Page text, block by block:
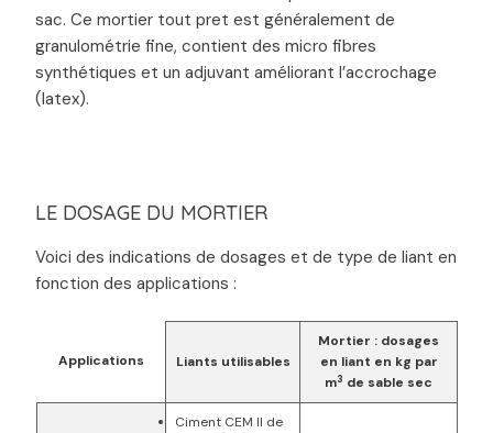
sac. Ce mortier tout pret est généralement de
granulométrie fine, contient des micro fibres
synthétiques et un adjuvant améliorant l’accrochage
(latex).
LE DOSAGE DU MORTIER
Voici des indications de dosages et de type de liant en
fonction des applications :
Applications Liants utilisables
Mortier : dosages
en liant en kg par
m3 de sable sec
Ciment CEM II de